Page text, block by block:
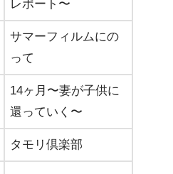
レポート〜
サマーフィルムにの
って
14ヶ月〜妻が子供に
還っていく〜
タモリ倶楽部